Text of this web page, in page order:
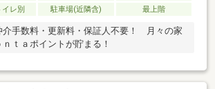
レ別
駐車場(近隣含) 最上階
介手数料・更新料・保証人不要！ 月々の家
ｔａポイントが貯まる！